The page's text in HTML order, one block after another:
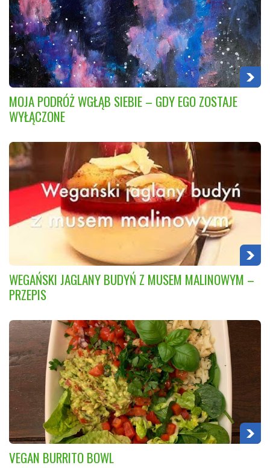
MOJA PODRÓŻ WGŁĄB SIEBIE – GDY EGO ZOSTAJE
WYŁĄCZONE
WEGAŃSKI JAGLANY BUDYŃ Z MUSEM MALINOWYM –
PRZEPIS
VEGAN BURRITO BOWL